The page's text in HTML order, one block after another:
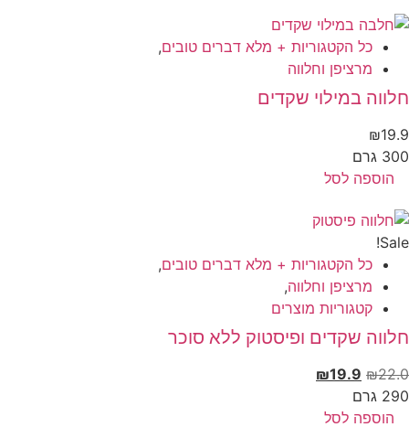
כל הקטגוריות + מלא דברים טובים,
מרציפן וחלווה
במילוי שקדים
₪
גרם
הוספה לסל
כל הקטגוריות + מלא דברים טובים,
מרציפן וחלווה,
קטגוריות מוצרים
שקדים ופיסטוק ללא סוכר
₪
₪19.9
גרם
הוספה לסל